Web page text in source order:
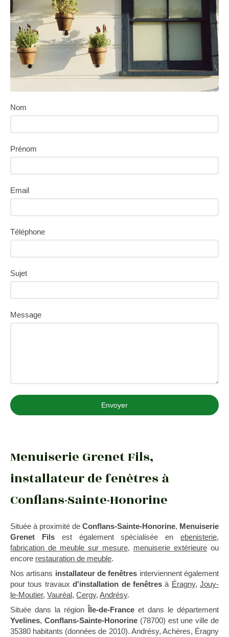
Nom
Prénom
Email
Téléphone
Sujet
Message
Envoyer
Menuiserie Grenet Fils,
installateur de fenêtres à
Conflans-Sainte-Honorine
Située à proximité de Conflans-Sainte-Honorine, Menuiserie
Grenet Filsest également spécialisée enebenisterie,
fabrication de meuble sur mesure, menuiserie extérieure ou
encore restauration de meuble.
Nos artisans installateur de fenêtres interviennent également
pour tous travaux d'installation de fenêtresà Éragny, Jouy-
le-Moutier, Vauréal, Cergy, Andrésy.
Située dans la région Île-de-France et dans le département
Yvelines, Conflans-Sainte-Honorine(78700) est une ville de
35380 habitants (données de 2010). Andrésy, Achères, Éragny